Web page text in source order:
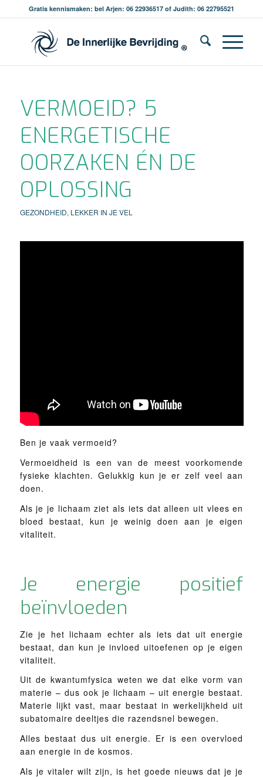
Gratis kennismaken: bel Arjen: 06 22936517 of Judith: 06 22795521
VERMOEID? 5
ENERGETISCHE
OORZAKEN ÉN DE
OPLOSSING
GEZONDHEID, LEKKER IN JE VEL
Ben je vaak vermoeid?
Vermoeidheid is een van de meest voorkomende
fysieke klachten. Gelukkig kun je er zelf veel aan
doen.
Als je je lichaam ziet als iets dat alleen uit vlees en
bloed bestaat, kun je weinig doen aan je eigen
vitaliteit.
Je energie positief
beïnvloeden
Zie je het lichaam echter als iets dat uit energie
bestaat, dan kun je invloed uitoefenen op je eigen
vitaliteit.
Uit de kwantumfysica weten we dat elke vorm van
materie – dus ook je lichaam – uit energie bestaat.
Materie lijkt vast, maar bestaat in werkelijkheid uit
subatomaire deeltjes die razendsnel bewegen.
Alles bestaat dus uit energie. Er is een overvloed
aan energie in de kosmos.
Als je vitaler wilt zijn, is het goede nieuws dat je je